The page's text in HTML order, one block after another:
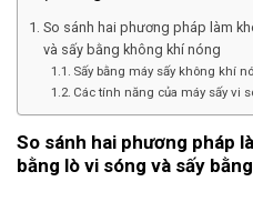
So sánh hai phương pháp làm
và sấy bằng không khí nóng
Sấy bằng máy sấy không khí
Các tính năng của máy sấy vi
So sánh hai phương pháp
bằng lò vi sóng và sấy